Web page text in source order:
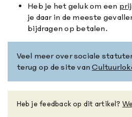
Heb je het geluk om een
je daar in de meeste
bijdragen op betalen.
Veel meer over sociale
terug op de site van
Heb je feedback op dit artikel?